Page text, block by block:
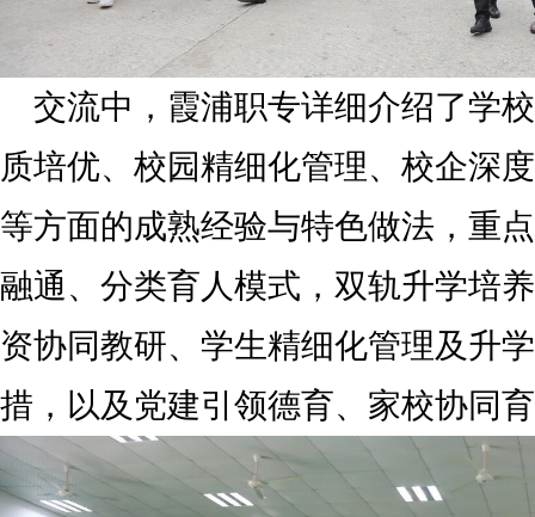
交流中，霞浦职专详细介绍了学
质培优、校园精细化管理、校企深
等方面的成熟经验与特色做法，重
融通、分类育人模式，双轨升学培
资协同教研、学生精细化管理及升
措，以及党建引领德育、家校协同